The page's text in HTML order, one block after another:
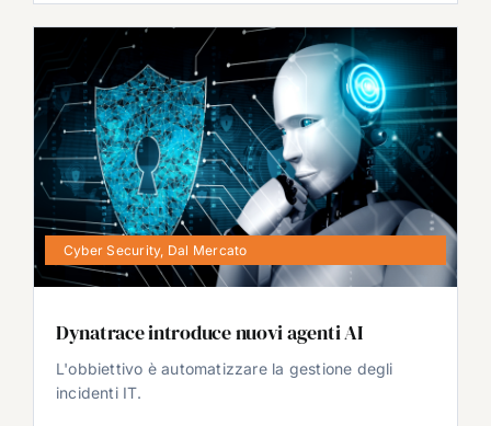
Cyber Security, Dal Mercato
Dynatrace introduce nuovi agenti AI
L'obbiettivo è automatizzare la gestione degli
incidenti IT.